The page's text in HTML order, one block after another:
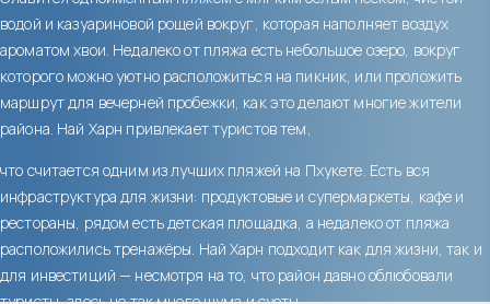
водой и казуариновой рощей вокруг, которая наполняет воздух
ароматом хвои. Недалеко от пляжа есть небольшое озеро, вокруг
которого можно уютно расположиться на пикник, или проложить
маршрут для вечерней пробежки, как это делают многие жители
района. Най Харн привлекает туристов тем,
что считается одним из лучших пляжей на Пхукете. Есть вся
инфраструктура для жизни: продуктовые и супермаркеты, кафе и
рестораны, рядом есть детская площадка, а недалеко от пляжа
расположились тренажёры. Най Харн подходит как для жизни, так и
для инвестиций — несмотря на то, что район давно облюбовали